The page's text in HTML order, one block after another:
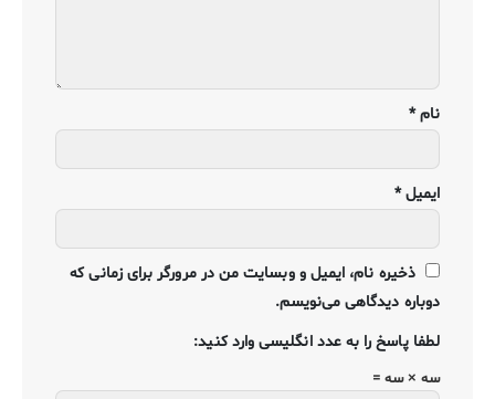
نام*
ایمیل*
ذخیره نام، ایمیل و وبسایت من در مرورگر برای زمانی که
دوباره دیدگاهی می‌نویسم.
لطفا پاسخ را به عدد انگلیسی وارد کنید:
سه × سه =